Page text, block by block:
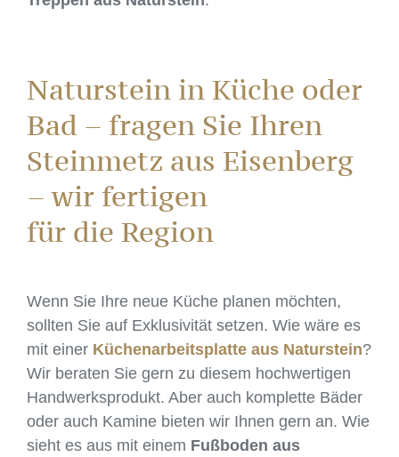
Naturstein in Küche oder
Bad – fragen Sie Ihren
Steinmetz aus Eisenberg
– wir fertigen
für die Region
Wenn Sie Ihre neue Küche planen möchten,
sollten Sie auf Exklusivität setzen. Wie wäre es
mit einer Küchenarbeitsplatte aus Naturstein?
Wir beraten Sie gern zu diesem hochwertigen
Handwerksprodukt. Aber auch komplette Bäder
oder auch Kamine bieten wir Ihnen gern an. Wie
sieht es aus mit einem Fußboden aus